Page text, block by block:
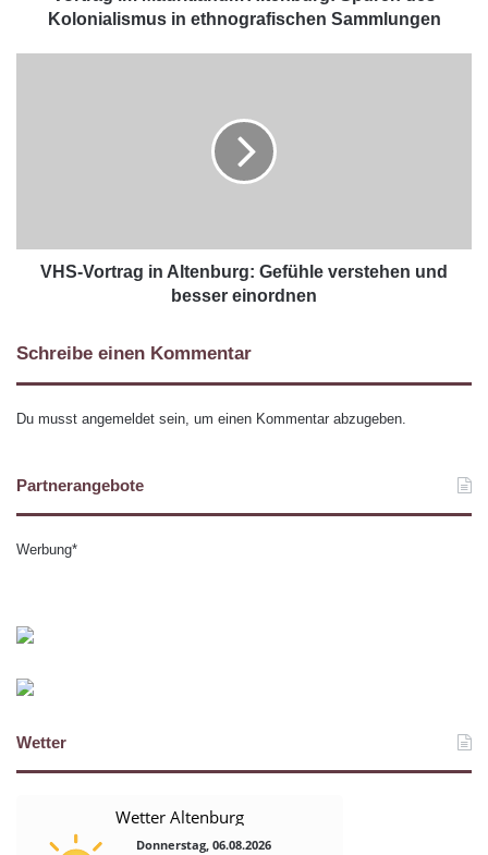
Kolonialismus in ethnografischen Sammlungen
VHS-Vortrag in Altenburg: Gefühle verstehen und
besser einordnen
Schreibe einen Kommentar
Du musst angemeldet sein, um einen Kommentar abzugeben.
Partnerangebote
Werbung*
Wetter
Wetter Altenburg
Donnerstag, 06.08.2026